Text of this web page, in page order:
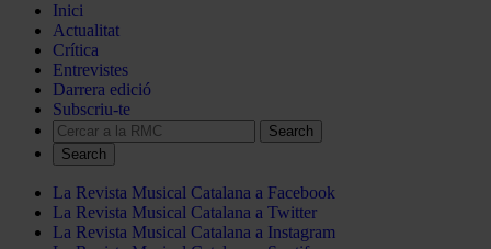
Inici
Actualitat
Crítica
Entrevistes
Darrera edició
Subscriu-te
Search
La Revista Musical Catalana a Facebook
La Revista Musical Catalana a Twitter
La Revista Musical Catalana a Instagram